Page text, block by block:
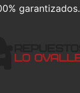
garantizados.